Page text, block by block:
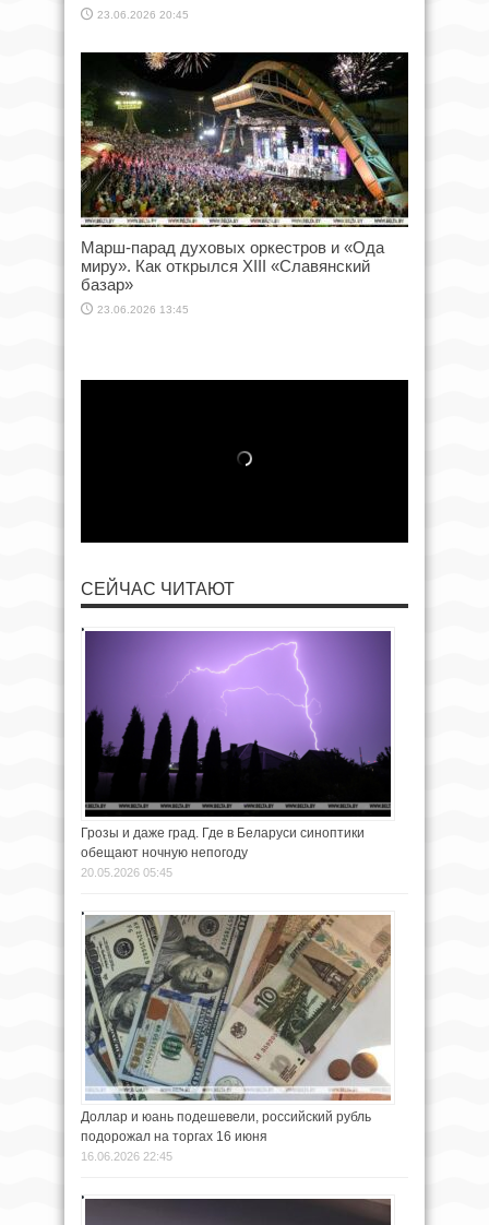
23.06.2026 20:45
Марш-парад духовых оркестров и «Ода
миру». Как открылся XIII «Славянский
базар»
23.06.2026 13:45
СЕЙЧАС ЧИТАЮТ
Грозы и даже град. Где в Беларуси синоптики
обещают ночную непогоду
20.05.2026 05:45
Доллар и юань подешевели, российский рубль
подорожал на торгах 16 июня
16.06.2026 22:45